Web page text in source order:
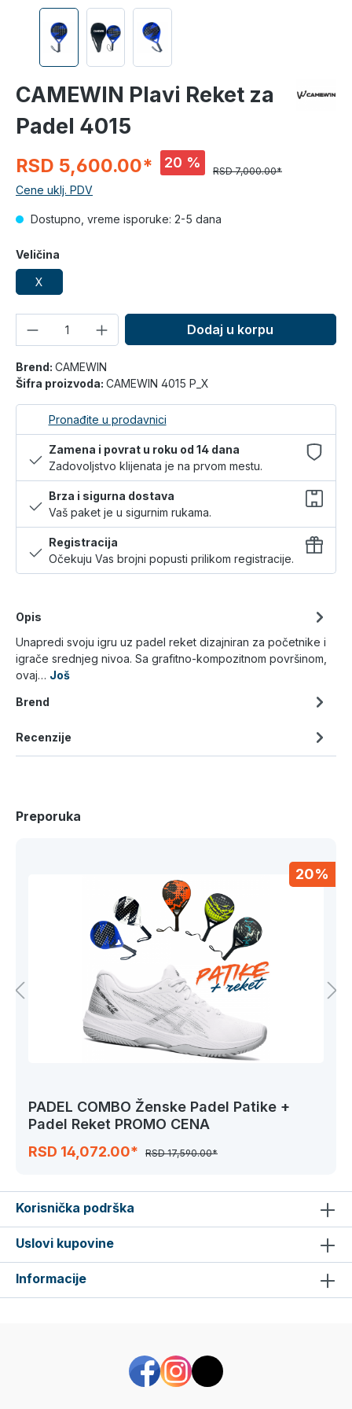
CAMEWIN Plavi Reket za
Padel 4015
RSD 5,600.00* 20 %
RSD 7,000.00*
Cene uklj. PDV
Dostupno, vreme isporuke: 2-5 dana
Veličina
X
Dodaj u korpu
Brend: CAMEWIN
Šifra proizvoda: CAMEWIN 4015 P_X
Pronađite u prodavnici
Zamena i povrat u roku od 14 dana
Zadovoljstvo klijenata je na prvom mestu.
Brza i sigurna dostava
Vaš paket je u sigurnim rukama.
Registracija
Očekuju Vas brojni popusti prilikom registracije.
Opis
Unapredi svoju igru uz padel reket dizajniran za početnike i
igrače srednjeg nivoa. Sa grafitno-kompozitnom površinom,
ovaj… Još
Brend
Recenzije
Preporuka
20%
PADEL COMBO Ženske Padel Patike +
Padel Reket PROMO CENA
RSD 14,072.00*
RSD 17,590.00*
Korisnička podrška
Uslovi kupovine
Informacije